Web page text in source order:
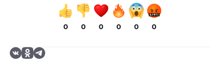
0 0 0 0 0 0